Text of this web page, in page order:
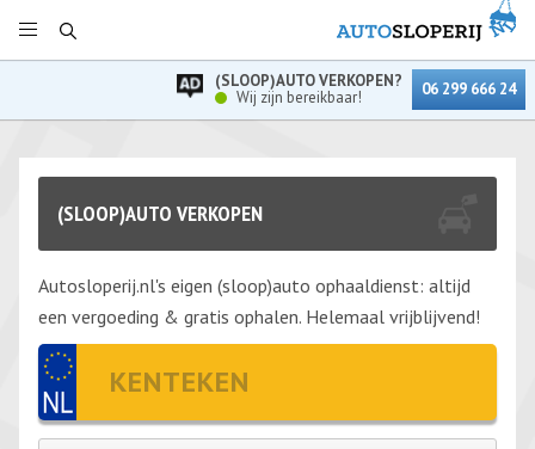
(SLOOP)AUTO VERKOPEN?
Wij zijn bereikbaar!
06 299 666 24
(SLOOP)AUTO VERKOPEN
Autosloperij.nl's eigen (sloop)auto ophaaldienst: altijd
een vergoeding & gratis ophalen. Helemaal vrijblijvend!